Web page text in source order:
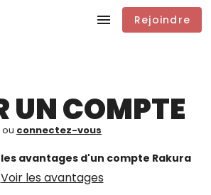
Rejoindre
UN COMPTE
ou connectez-vous
avantages d'un compte Rakura
Voir les avantages